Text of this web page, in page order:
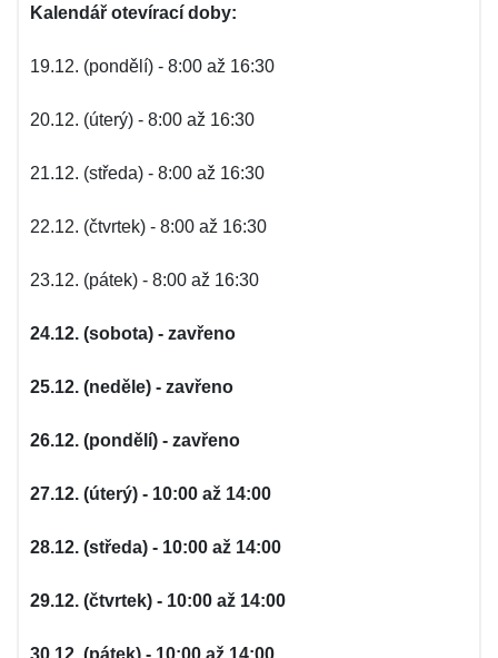
Kalendář otevírací doby:
19.12. (pondělí) - 8:00 až 16:30
20.12. (úterý) - 8:00 až 16:30
21.12. (středa) - 8:00 až 16:30
22.12. (čtvrtek) - 8:00 až 16:30
23.12. (pátek) - 8:00 až 16:30
24.12. (sobota) - zavřeno
25.12. (neděle) - zavřeno
26.12. (pondělí) - zavřeno
27.12. (úterý) - 10:00 až 14:00
28.12. (středa) - 10:00 až 14:00
29.12. (čtvrtek) - 10:00 až 14:00
30.12. (pátek) - 10:00 až 14:00